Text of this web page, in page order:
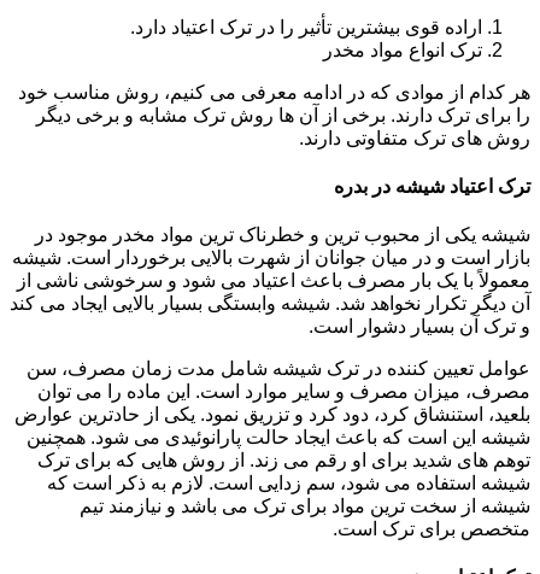
اراده قوی بیشترین تأثیر را در ترک اعتیاد دارد.
ترک انواع مواد مخدر
هر کدام از موادی که در ادامه معرفی می کنیم، روش مناسب خود
را برای ترک دارند. برخی از آن ها روش ترک مشابه و برخی دیگر
روش های ترک متفاوتی دارند.
ترک اعتیاد شیشه در بدره
شیشه یکی از محبوب ترین و خطرناک ترین مواد مخدر موجود در
بازار است و در میان جوانان از شهرت بالایی برخوردار است. شیشه
معمولاً با یک بار مصرف باعث اعتیاد می شود و سرخوشی ناشی از
آن دیگر تکرار نخواهد شد. شیشه وابستگی بسیار بالایی ایجاد می کند
و ترک آن بسیار دشوار است.
عوامل تعیین کننده در ترک شیشه شامل مدت زمان مصرف، سن
مصرف، میزان مصرف و سایر موارد است. این ماده را می توان
بلعید، استنشاق کرد، دود کرد و تزریق نمود. یکی از حادترین عوارض
شیشه این است که باعث ایجاد حالت پارانوئیدی می شود. همچنین
توهم های شدید برای او رقم می زند. از روش هایی که برای ترک
شیشه استفاده می شود، سم زدایی است. لازم به ذکر است که
شیشه از سخت ترین مواد برای ترک می باشد و نیازمند تیم
متخصص برای ترک است.